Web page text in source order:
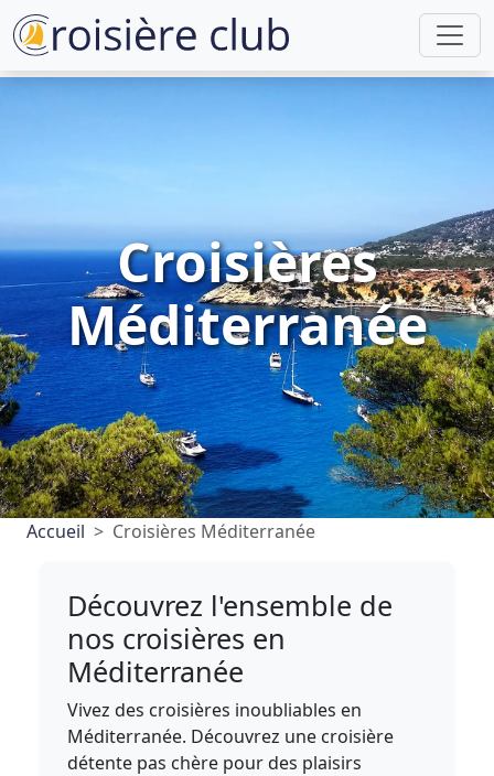
Croisières
Méditerranée
Accueil Croisières Méditerranée
Découvrez l'ensemble de
nos croisières en
Méditerranée
Vivez des croisières inoubliables en
Méditerranée. Découvrez une croisière
détente pas chère pour des plaisirs